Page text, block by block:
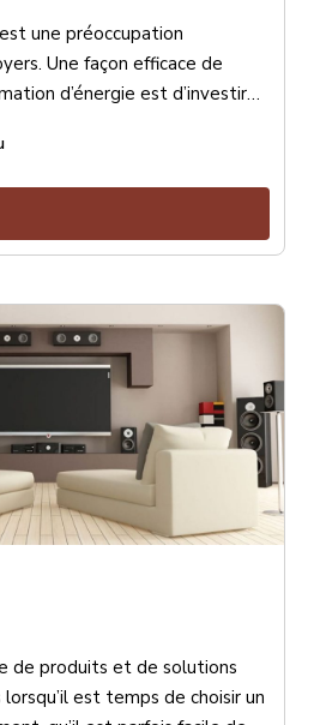
une préoccupation
Une façon efficace de
d’énergie est d’investir
Les stores peuvent
l’isolation thermique de
avoir un impact significatif sur
et nos factures de
de produits et de solutions
est temps de choisir un